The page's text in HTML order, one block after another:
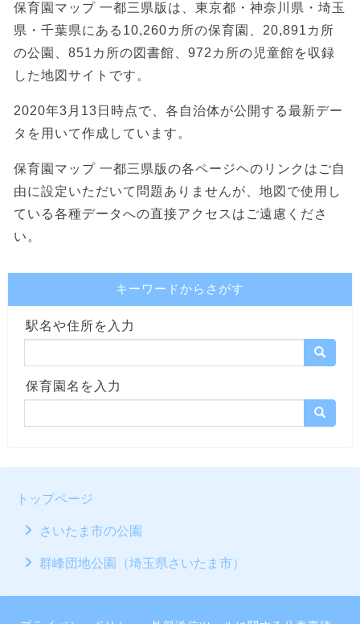
保育園マップ 一都三県版は、東京都・神奈川県・埼玉
県・千葉県にある10,260カ所の保育園、20,891カ所
の公園、851カ所の図書館、972カ所の児童館を収録
した地図サイトです。
2020年3月13日時点で、各自治体が公開する最新デー
タを用いて作成しています。
保育園マップ 一都三県版の各ページヘのリンクはご自
由に設定いただいて問題ありませんが、地図で使用し
ている各種データへの直接アクセスはご遠慮くださ
い。
キーワードからさがす
駅名や住所を入力
保育園名を入力
トップページ
さいたま市の公園
群峰団地公園（埼玉県さいたま市）